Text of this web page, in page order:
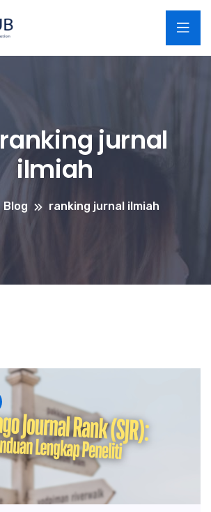
ranking jurnal
ilmiah
Blog ranking jurnal ilmiah